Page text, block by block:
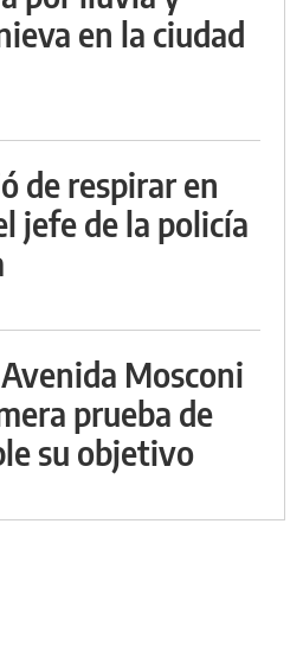
en la ciudad
de respirar en
jefe de la policía
Mosconi
prueba de
su objetivo